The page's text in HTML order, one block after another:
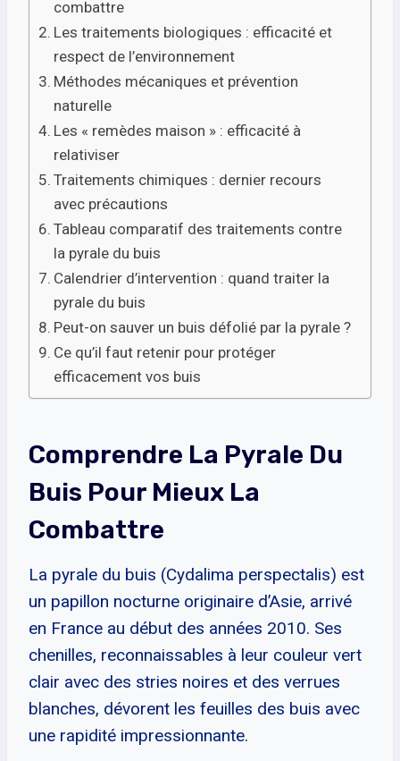
combattre
Les traitements biologiques : efficacité et
respect de l’environnement
Méthodes mécaniques et prévention
naturelle
Les « remèdes maison » : efficacité à
relativiser
Traitements chimiques : dernier recours
avec précautions
Tableau comparatif des traitements contre
la pyrale du buis
Calendrier d’intervention : quand traiter la
pyrale du buis
Peut-on sauver un buis défolié par la pyrale ?
Ce qu’il faut retenir pour protéger
efficacement vos buis
Comprendre La Pyrale Du
Buis Pour Mieux La
Combattre
La pyrale du buis (Cydalima perspectalis) est
un papillon nocturne originaire d’Asie, arrivé
en France au début des années 2010. Ses
chenilles, reconnaissables à leur couleur vert
clair avec des stries noires et des verrues
blanches, dévorent les feuilles des buis avec
une rapidité impressionnante.